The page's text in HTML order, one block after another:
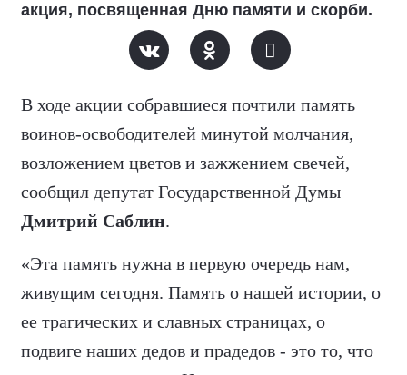
акция, посвященная Дню памяти и скорби.
В ходе акции собравшиеся почтили память
воинов-освободителей минутой молчания,
возложением цветов и зажжением свечей,
сообщил депутат Государственной Думы
Дмитрий Саблин.
«Эта память нужна в первую очередь нам,
живущим сегодня. Память о нашей истории, о
ее трагических и славных страницах, о
подвиге наших дедов и прадедов - это то, что